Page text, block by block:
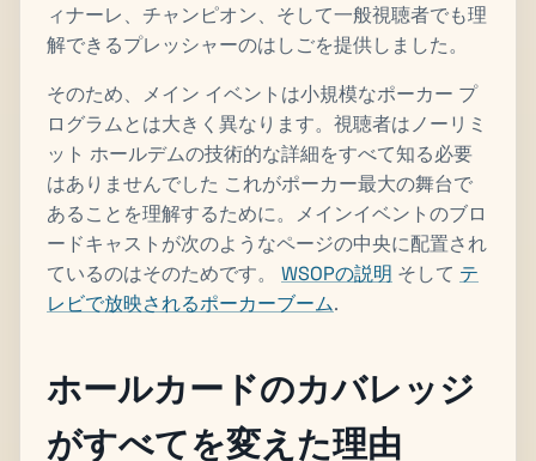
ィナーレ、チャンピオン、そして一般視聴者でも理
解できるプレッシャーのはしごを提供しました。
そのため、メイン イベントは小規模なポーカー プ
ログラムとは大きく異なります。視聴者はノーリミ
ット ホールデムの技術的な詳細をすべて知る必要
はありませんでした これがポーカー最大の舞台で
あることを理解するために。メインイベントのブロ
ードキャストが次のようなページの中央に配置され
ているのはそのためです。 WSOPの説明 そして テ
レビで放映されるポーカーブーム.
ホールカードのカバレッジ
がすべてを変えた理由